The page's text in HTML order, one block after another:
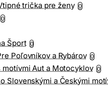
trička pre ženy 0
0
Šport 0
Poľovníkov a Rybárov 0
motívmi Aut a Motocyklov 0
Slovenskými a Českými